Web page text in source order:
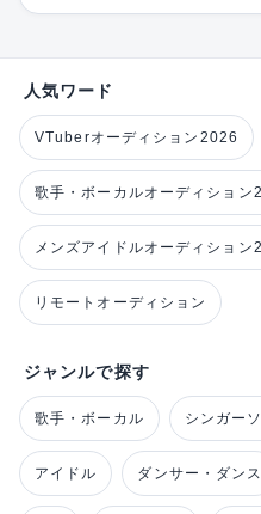
人気ワード
VTuberオーディション2026
歌手・ボーカルオーディション
メンズアイドルオーディション
リモートオーディション
ジャンルで探す
歌手・ボーカル シンガー
アイドル ダンサー・ダンス